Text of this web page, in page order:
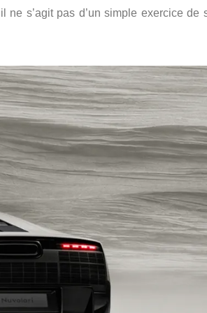
s’agit pas d’un simple exercice de